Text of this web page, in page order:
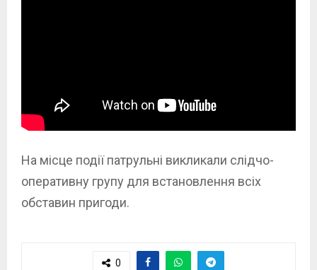
На місце події патрульні викликали слідчо-
оперативну групу для встановлення всіх
обставин пригоди.
0